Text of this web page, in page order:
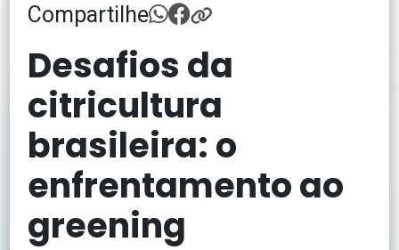
Compartilhe
Desafios da
citricultura
brasileira: o
enfrentamento ao
greening